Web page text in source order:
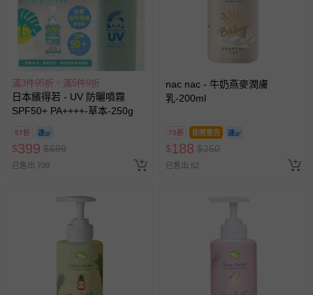
滿3件95折，滿5件9折
日本繽得若 - UV 防曬噴霧
SPF50+ PA++++-草本-250g
57折
$399 $699
已售出 709
nac nac - 牛奶燕麥潤膚
乳-200ml
75折 即將售完
$188 $250
已售出 52